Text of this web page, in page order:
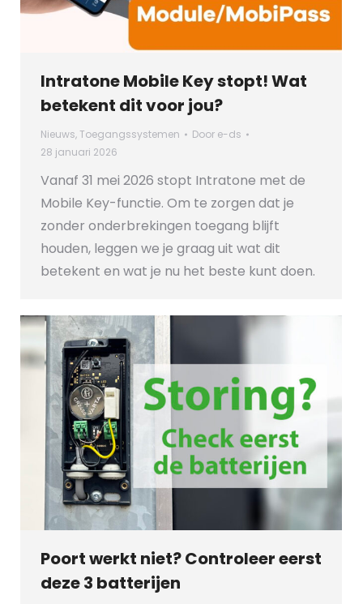
Intratone Mobile Key stopt! Wat
betekent dit voor jou?
Nieuws,Toegangssystemen Door e-ds
28 januari 2026
Vanaf 31 mei 2026 stopt Intratone met de
Mobile Key-functie. Om te zorgen dat je
zonder onderbrekingen toegang blijft
houden, leggen we je graag uit wat dit
betekent en wat je nu het beste kunt doen.
Poort werkt niet? Controleer eerst
deze 3 batterijen